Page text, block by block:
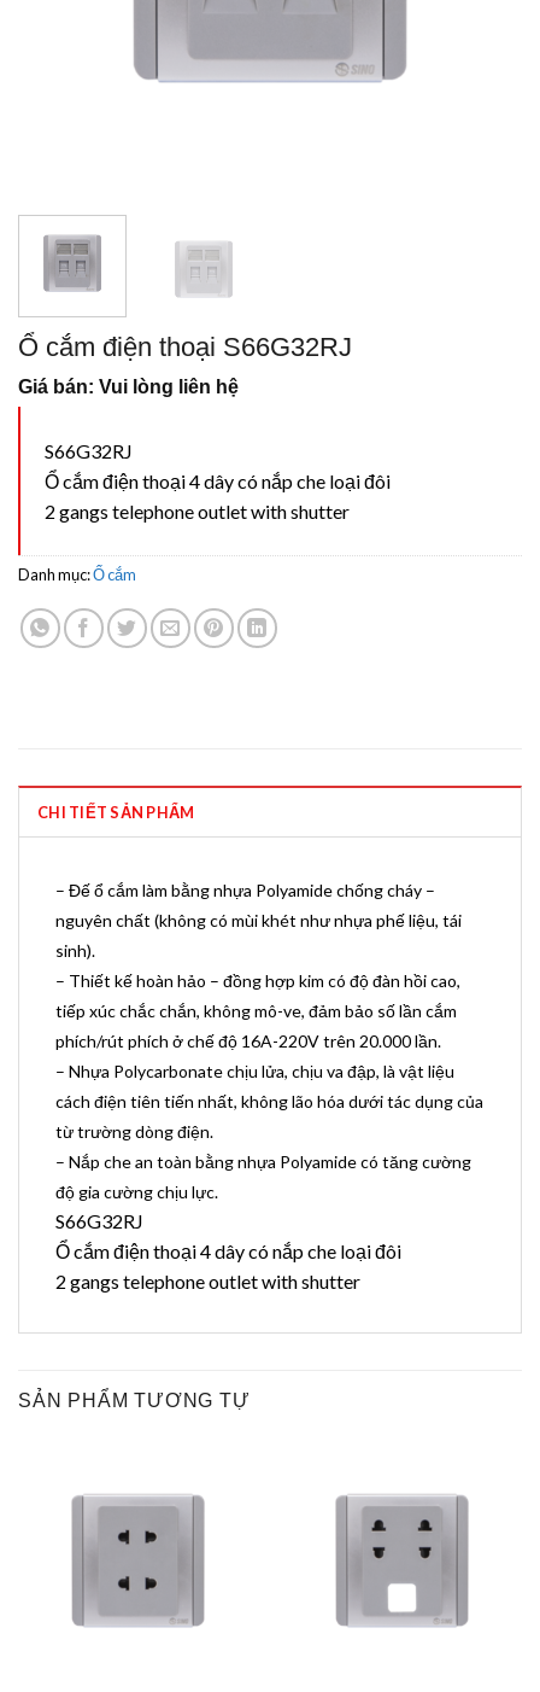
Ổ cắm điện thoại S66G32RJ
Giá bán: Vui lòng liên hệ
S66G32RJ
Ổ cắm điện thoại 4 dây có nắp che loại đôi
2 gangs telephone outlet with shutter
Danh mục:Ổ cắm
CHI TIẾT SẢN PHẨM
– Đế ổ cắm làm bằng nhựa Polyamide chống cháy –
nguyên chất (không có mùi khét như nhựa phế liệu, tái
sinh).
– Thiết kế hoàn hảo – đồng hợp kim có độ đàn hồi cao,
tiếp xúc chắc chắn, không mô-ve, đảm bảo số lần cắm
phích/rút phích ở chế độ 16A-220V trên 20.000 lần.
– Nhựa Polycarbonate chịu lửa, chịu va đập, là vật liệu
cách điện tiên tiến nhất, không lão hóa dưới tác dụng của
từ trường dòng điện.
– Nắp che an toàn bằng nhựa Polyamide có tăng cường
độ gia cường chịu lực.
S66G32RJ
Ổ cắm điện thoại 4 dây có nắp che loại đôi
2 gangs telephone outlet with shutter
SẢN PHẨM TƯƠNG TỰ